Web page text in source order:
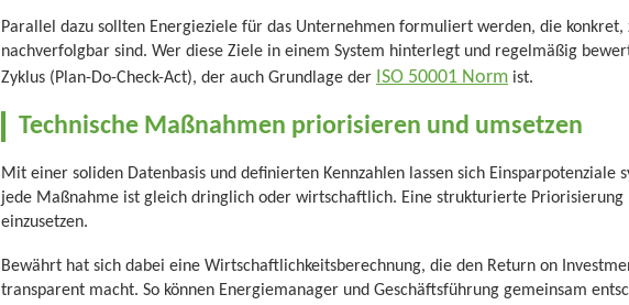
Parallel dazu sollten Energieziele für das Unternehmen formuliert werden, die konkret,
nachverfolgbar sind. Wer diese Ziele in einem System hinterlegt und regelmäßig
Zyklus (Plan-Do-Check-Act), der auch Grundlage der ISO 50001 Norm ist.
Technische Maßnahmen priorisieren und umsetzen
Mit einer soliden Datenbasis und definierten Kennzahlen lassen sich Einsparpotenziale
jede Maßnahme ist gleich dringlich oder wirtschaftlich. Eine strukturierte Priorisierung
einzusetzen.
Bewährt hat sich dabei eine Wirtschaftlichkeitsberechnung, die den Return on
transparent macht. So können Energiemanager und Geschäftsführung gemeinsam